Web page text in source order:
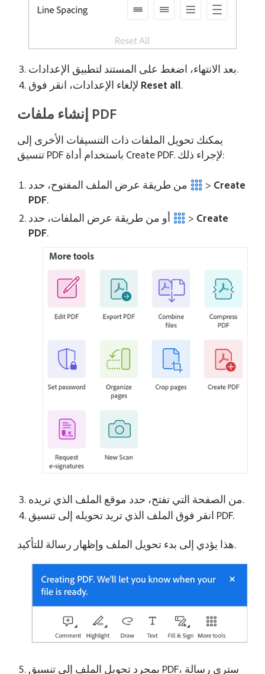
بعد الانتهاء، اضغط على المستند لتطبيق الإعدادات.
Reset all.
إنشاء ملفات PDF
يمكنك تحويل الملفات ذات التنسيقات الأخرى إلى
تنسيق PDF باستخدام أداة Create PDF. لإجراء ذلك:
> Create
PDF.
> Create
PDF.
من الصفحة التي تفتح، حدد موقع الملف الذي تريده.
انقر فوق الملف الذي تريد تحويله إلى تنسيق PDF.
هذا يؤدي إلى بدء تحويل الملف وإظهار رسالة للتأكيد.
بمجرد تحويل الملف إلى تنسيق PDF، سترى رسالة